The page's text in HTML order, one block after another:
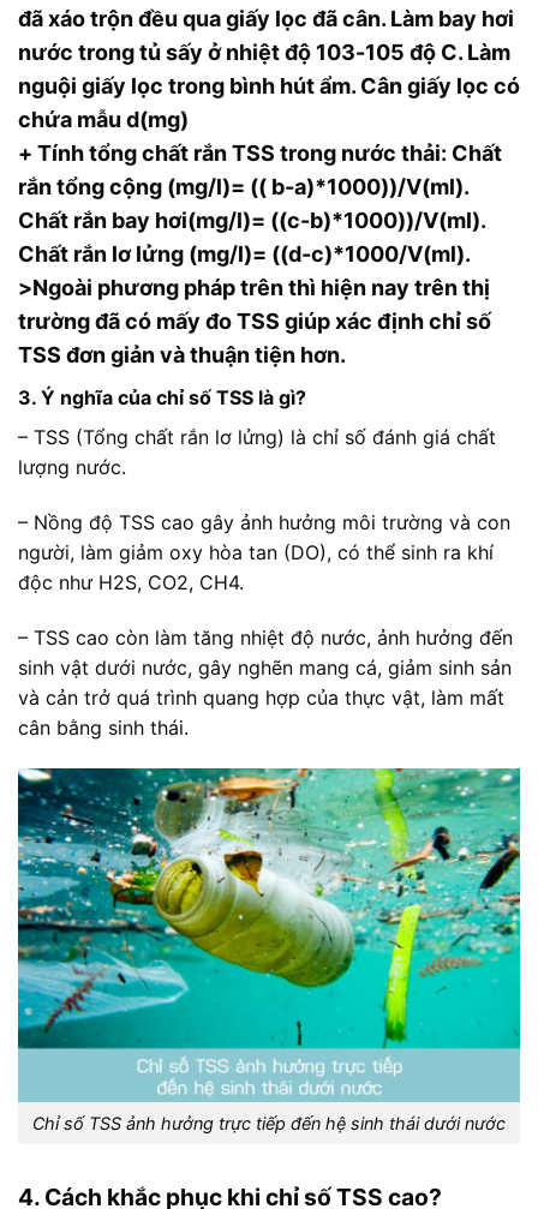
đã xáo trộn đều qua giấy lọc đã cân. Làm bay hơi
nước trong tủ sấy ở nhiệt độ 103-105 độ C. Làm
nguội giấy lọc trong bình hút ẩm. Cân giấy lọc có
chứa mẫu d(mg)
+ Tính tổng chất rắn TSS trong nước thải: Chất
rắn tổng cộng (mg/l)= (( b-a)*1000))/V(ml).
Chất rắn bay hơi(mg/l)= ((c-b)*1000))/V(ml).
Chất rắn lơ lửng (mg/l)= ((d-c)*1000/V(ml).
>Ngoài phương pháp trên thì hiện nay trên thị
trường đã có mấy đo TSS giúp xác định chỉ số
TSS đơn giản và thuận tiện hơn.
3. Ý nghĩa của chỉ số TSS là gì?
– TSS (Tổng chất rắn lơ lửng) là chỉ số đánh giá chất
lượng nước.
– Nồng độ TSS cao gây ảnh hưởng môi trường và con
người, làm giảm oxy hòa tan (DO), có thể sinh ra khí
độc như H2S, CO2, CH4.
– TSS cao còn làm tăng nhiệt độ nước, ảnh hưởng đến
sinh vật dưới nước, gây nghẽn mang cá, giảm sinh sản
và cản trở quá trình quang hợp của thực vật, làm mất
cân bằng sinh thái.
Chỉ số TSS ảnh hưởng trực tiếp đến hệ sinh thái dưới nước
4. Cách khắc phục khi chỉ số TSS cao?